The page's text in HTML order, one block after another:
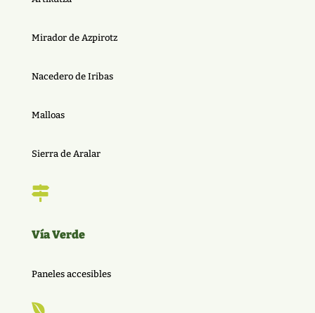
Mirador de Azpirotz
Nacedero de Iribas
Malloas
Sierra de Aralar

Vía Verde
Paneles accesibles